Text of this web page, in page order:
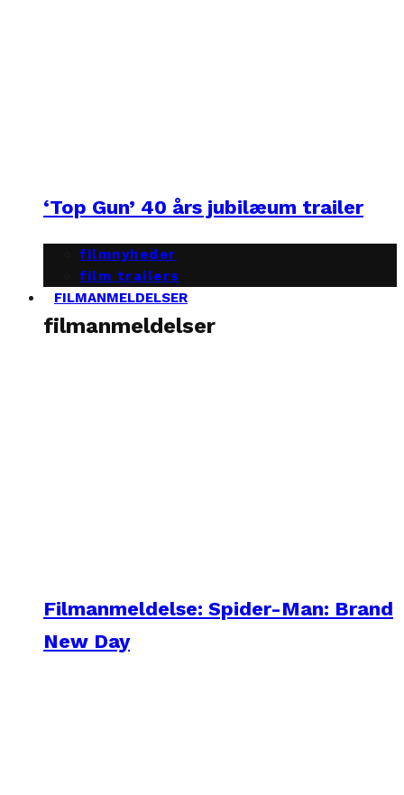
‘Top Gun’ 40 års jubilæum trailer
filmnyheder
film trailers
FILMANMELDELSER
filmanmeldelser
Filmanmeldelse: Spider-Man: Brand
New Day